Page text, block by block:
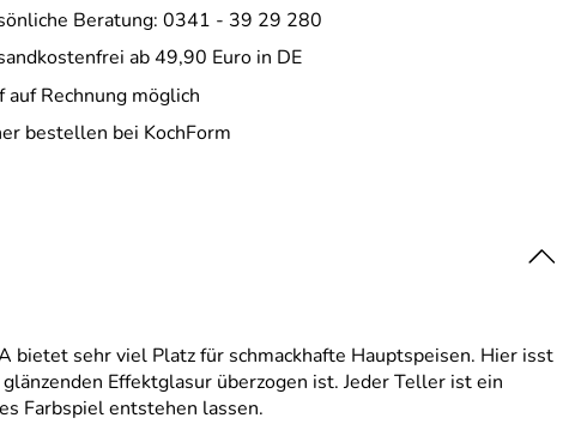
Beratung: 0341 - 39 29 280
ab 49,90 Euro in DE
auf Rechnung möglich
bestellen bei KochForm
bietet sehr viel Platz für schmackhafte Hauptspeisen. Hier isst
Effektglasur überzogen ist. Jeder Teller ist ein
Farbspiel entstehen lassen.